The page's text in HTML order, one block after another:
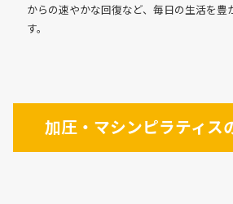
からの速やかな回復など、毎日の生活を豊
す。
加圧・マシンピラティス